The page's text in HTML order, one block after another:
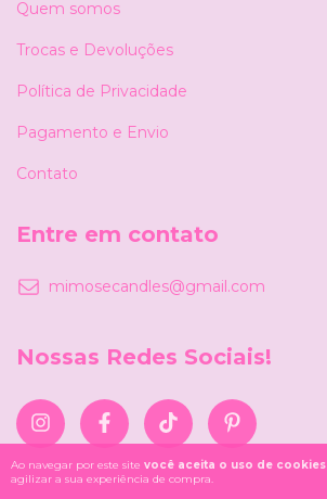
Ao navegar por este site você aceita o uso de cookies
agilizar a sua experiência de compra.
Quem somos
Trocas e Devoluções
Política de Privacidade
Pagamento e Envio
Contato
Entre em contato
mimosecandles@gmail.com
Nossas Redes Sociais!